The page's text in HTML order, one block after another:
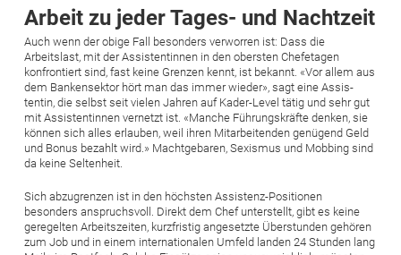
Arbeit zu jeder Tages- und Nachtzeit
Auch wenn der obige Fall besonders verworren ist: Dass die
Arbeitslast, mit der Assis­tentinnen in den obersten Chefetagen
konfrontiert sind, fast keine Grenzen kennt, ist bekannt. «Vor allem aus
dem Bankensektor hört man das immer wieder», sagt eine Assis­
tentin, die selbst seit vielen Jahren auf ­Kader-Level tätig und sehr gut
mit Assistentinnen vernetzt ist. «Manche Führungskräfte denken, sie
können sich alles erlauben, weil ihren Mitarbeitenden genügend Geld
und Bonus bezahlt wird.» Machtgebaren, Sexismus und Mobbing sind
da keine Seltenheit.
Sich abzugrenzen ist in den höchsten ­Assistenz-Positionen
besonders anspruchsvoll. Direkt dem Chef unterstellt, gibt es keine
geregelten Arbeitszeiten, kurzfristig angesetzte Überstunden gehören
zum Job und in einem internationalen Umfeld landen 24 Stunden lang